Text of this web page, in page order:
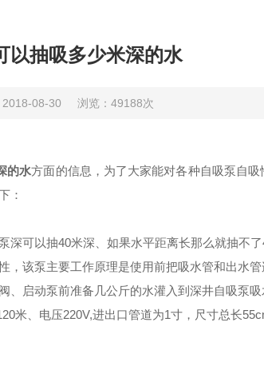
以抽吸多少米深的水
2018-08-30 浏览：49188次
的水方面的信息，为了大家能对各种自吸泵自
：
可以抽40米深、如果水平距离长那么就抽不
该泵主要工作原理是使用前把吸水管和出水
启动泵前准备几公斤的水灌入到深井自吸泵
米、电压220V,进出口管道为1寸，尺寸总长